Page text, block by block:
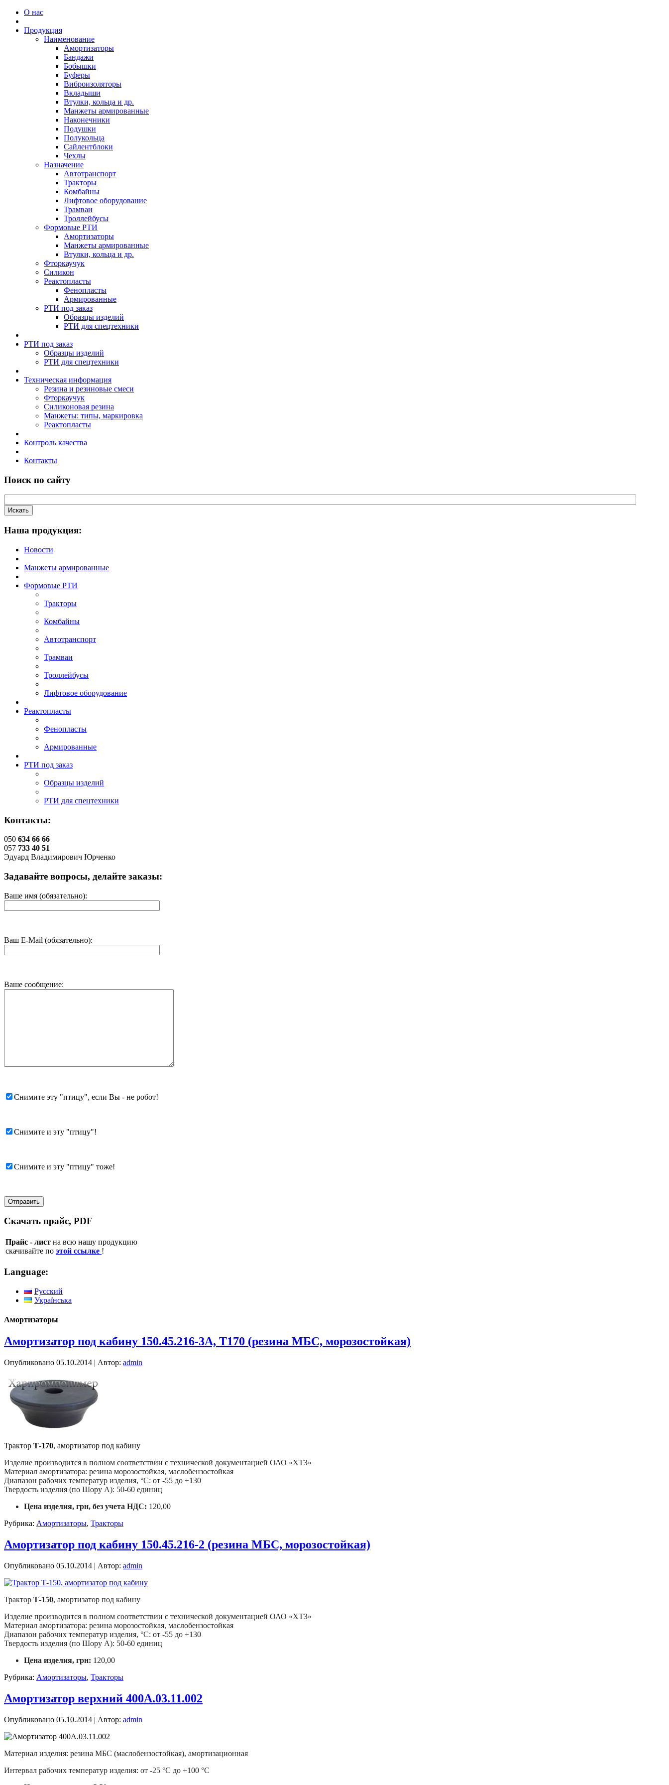
О нас
Продукция
Наименование
Амортизаторы
Бандажи
Бобышки
Буферы
Виброизоляторы
Вкладыши
Втулки, кольца и др.
Манжеты армированные
Наконечники
Подушки
Полукольца
Сайлентблоки
Чехлы
Назначение
Автотранспорт
Тракторы
Комбайны
Лифтовое оборудование
Трамваи
Троллейбусы
Формовые РТИ
Амортизаторы
Манжеты армированные
Втулки, кольца и др.
Фторкаучук
Силикон
Реактопласты
Фенопласты
Армированные
РТИ под заказ
Образцы изделий
РТИ для спецтехники
РТИ под заказ
Образцы изделий
РТИ для спецтехники
Техническая информация
Резина и резиновые смеси
Фторкаучук
Силиконовая резина
Манжеты: типы, маркировка
Реактопласты
Контроль качества
Контакты
Поиск по сайту
Наша продукция:
Новости
Манжеты армированные
Формовые РТИ
Тракторы
Комбайны
Автотранспорт
Трамваи
Троллейбусы
Лифтовое оборудование
Реактопласты
Фенопласты
Армированные
РТИ под заказ
Образцы изделий
РТИ для спецтехники
Контакты:
050 634 66 66
057 733 40 51
Эдуард Владимирович Юрченко
Задавайте вопросы, делайте заказы:
Ваше имя (обязательно):
Ваш E-Mail (обязательно):
Ваше сообщение:
Снимите эту "птицу", если Вы - не робот!
Снимите и эту "птицу"!
Снимите и эту "птицу" тоже!
Скачать прайс, PDF
Прайс - лист на всю нашу продукцию
скачивайте по этой ссылке !
Language:
Русский
Українська
Амортизаторы
Амортизатор под кабину 150.45.216-3А, Т170 (резина МБС, морозостойкая)
Опубликовано 05.10.2014 | Автор: admin
Трактор Т-170, амортизатор под кабину
Изделие производится в полном соответствии с технической документацией ОАО «ХТЗ»
Материал амортизатора: резина морозостойкая, маслобензостойкая
Диапазон рабочих температур изделия, °С: от -55 до +130
Твердость изделия (по Шору А): 50-60 единиц
Цена изделия, грн, без учета НДС: 120,00
Рубрика: Амортизаторы, Тракторы
Амортизатор под кабину 150.45.216-2 (резина МБС, морозостойкая)
Опубликовано 05.10.2014 | Автор: admin
Трактор Т-150, амортизатор под кабину
Изделие производится в полном соответствии с технической документацией ОАО «ХТЗ»
Материал амортизатора: резина морозостойкая, маслобензостойкая
Диапазон рабочих температур изделия, °С: от -55 до +130
Твердость изделия (по Шору А): 50-60 единиц
Цена изделия, грн: 120,00
Рубрика: Амортизаторы, Тракторы
Амортизатор верхний 400А.03.11.002
Опубликовано 05.10.2014 | Автор: admin
Материал изделия: резина МБС (маслобензостойкая), амортизационная
Интервал рабочих температур изделия: от -25 °С до +100 °С